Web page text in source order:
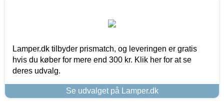
Lamper.dk tilbyder prismatch, og leveringen er gratis
hvis du køber for mere end 300 kr. Klik her for at se
deres udvalg.
Se udvalget på Lamper.dk